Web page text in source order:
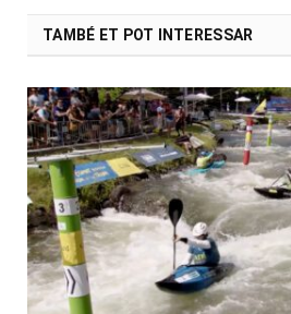
TAMBÉ ET POT INTERESSAR